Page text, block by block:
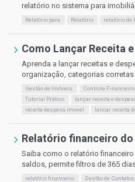
relatório no sistema para
Relatório para Relatório relatório de
Como Lançar Receita
Aprenda a lançar receitas e
organização, categorias
Gestão de Imóveis Controle Financeiro
Tutorial Prático
lançar receita e
receita despesa imovel
lancar receita
Relatório financeiro
Saiba como o relatório
saldos, permite filtros de 365
relatório financeiro Gestão de Contatos